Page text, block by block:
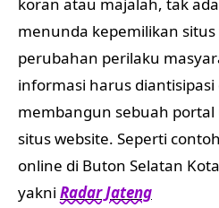
menunda kepemilikan
perubahan perilaku
informasi harus
membangun sebuah
situs website. Seperti
online di Buton Selatan
yakni Radar Jateng